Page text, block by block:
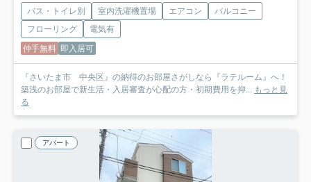
バス・トイレ別 室内洗濯機置場 エアコン
バルコニー
フローリング
電気有
仲手無料 即入居可
『さいたま市 中央区』の納得のお部屋さがしなら『ラテルーム』へ！
築浅のお部屋で新生活・入居審査が心配の方・初期費用を抑... もっと見
る
アパート